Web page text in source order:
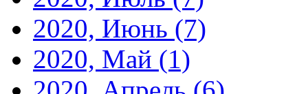
2020, Июнь (7)
2020, Май (1)